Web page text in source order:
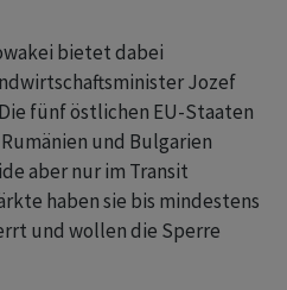
bietet dabei
Jozef
fünf östlichen EU-Staaten
und Bulgarien
aber nur im Transit
haben sie bis mindestens
und wollen die Sperre